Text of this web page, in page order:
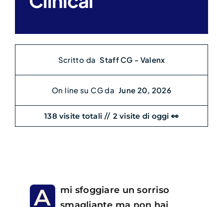
for:
Scritto da Staff CG - Valenx
On line su CG da June 20, 2026
138 visite totali // 2 visite di oggi 👀
A
mi sfoggiare un sorriso